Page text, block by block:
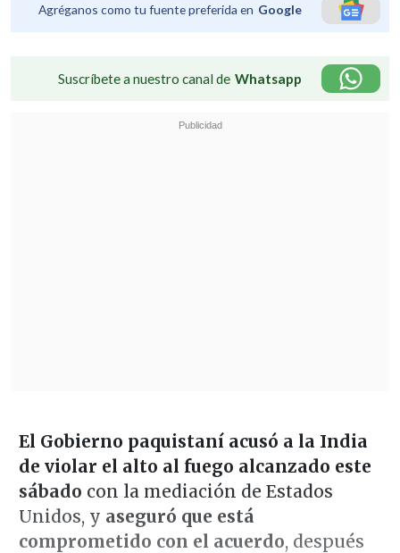
Agréganos como tu fuente preferida en Google
Suscríbete a nuestro canal de Whatsapp
El Gobierno paquistaní acusó a la India
de violar el alto al fuego alcanzado este
sábado con la mediación de Estados
Unidos, y aseguró que está
comprometido con el acuerdo, después